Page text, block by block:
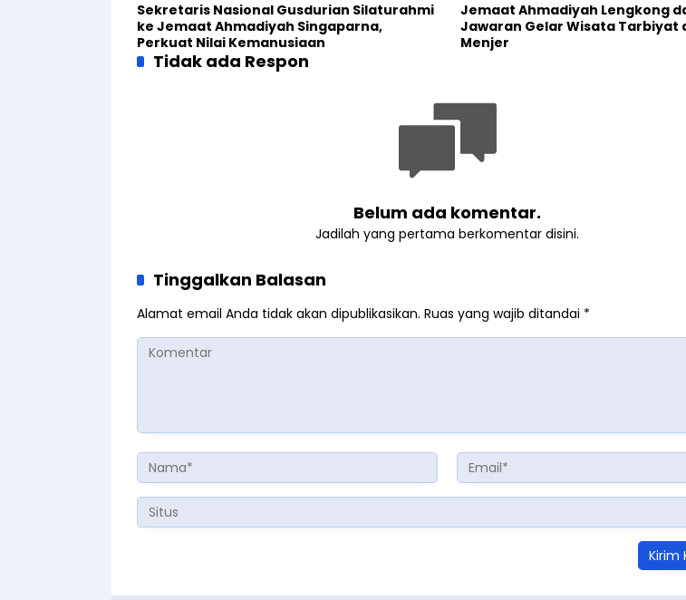
Sekretaris Nasional Gusdurian Silaturahmi
ke Jemaat Ahmadiyah Singaparna,
Perkuat Nilai Kemanusiaan
Jemaat Ahmadiyah Lengkong
Jawaran Gelar Wisata Tarbiyat
Menjer
Tidak ada Respon
Belum ada komentar.
Jadilah yang pertama berkomentar disini.
Tinggalkan Balasan
Alamat email Anda tidak akan dipublikasikan. Ruas yang wajib ditandai *